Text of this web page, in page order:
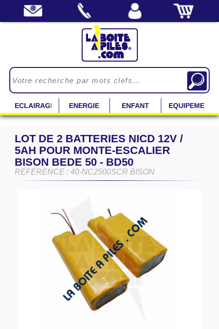
ECLAIRAGE ENERGIE ENFANT EQUIPEMENT
LOT DE 2 BATTERIES NICD 12V /
5AH POUR MONTE-ESCALIER
BISON BEDE 50 - BD50
RÉFÉRENCE : 40-NC2500SCR BISON